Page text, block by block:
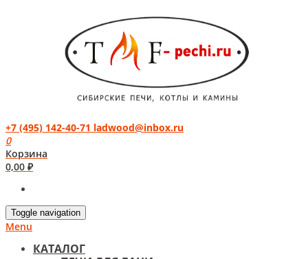
+7 (495) 142-40-71 ladwood@inbox.ru
0
Корзина
0,00 ₽
Toggle navigation
Menu
КАТАЛОГ